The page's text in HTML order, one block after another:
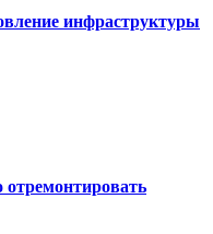
инфраструктуры